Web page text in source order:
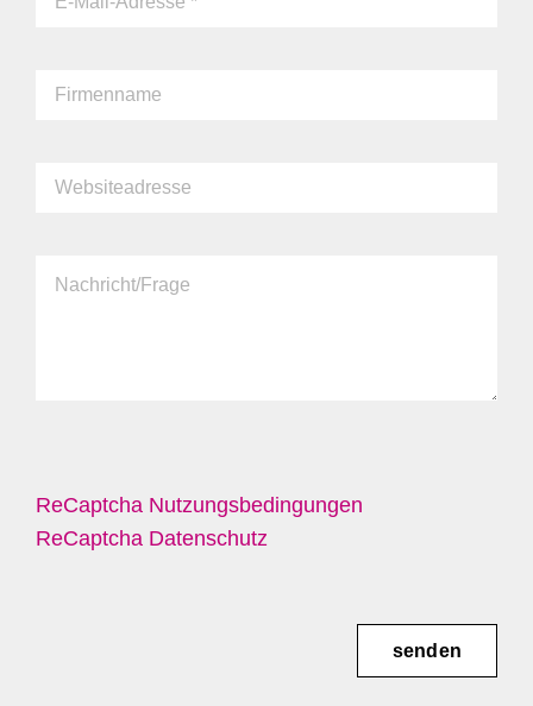
ReCaptcha Nutzungsbedingungen
ReCaptcha Datenschutz
senden